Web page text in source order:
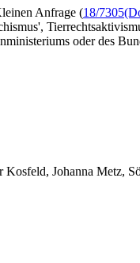
Anfrage (18/7305
oder des
Kosfeld, Johanna Metz,